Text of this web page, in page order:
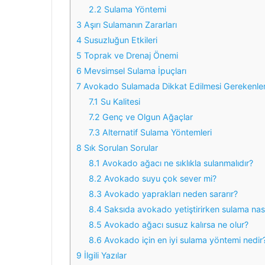
2.2 Sulama Yöntemi
3 Aşırı Sulamanın Zararları
4 Susuzluğun Etkileri
5 Toprak ve Drenaj Önemi
6 Mevsimsel Sulama İpuçları
7 Avokado Sulamada Dikkat Edilmesi
7.1 Su Kalitesi
7.2 Genç ve Olgun Ağaçlar
7.3 Alternatif Sulama Yöntemleri
8 Sık Sorulan Sorular
8.1 Avokado ağacı ne sıklıkla sulanmalıdır?
8.2 Avokado suyu çok sever mi?
8.3 Avokado yaprakları neden sararır?
8.4 Saksıda avokado yetiştirirken sulama
8.5 Avokado ağacı susuz kalırsa ne olur?
8.6 Avokado için en iyi sulama yöntemi
9 İlgili Yazılar